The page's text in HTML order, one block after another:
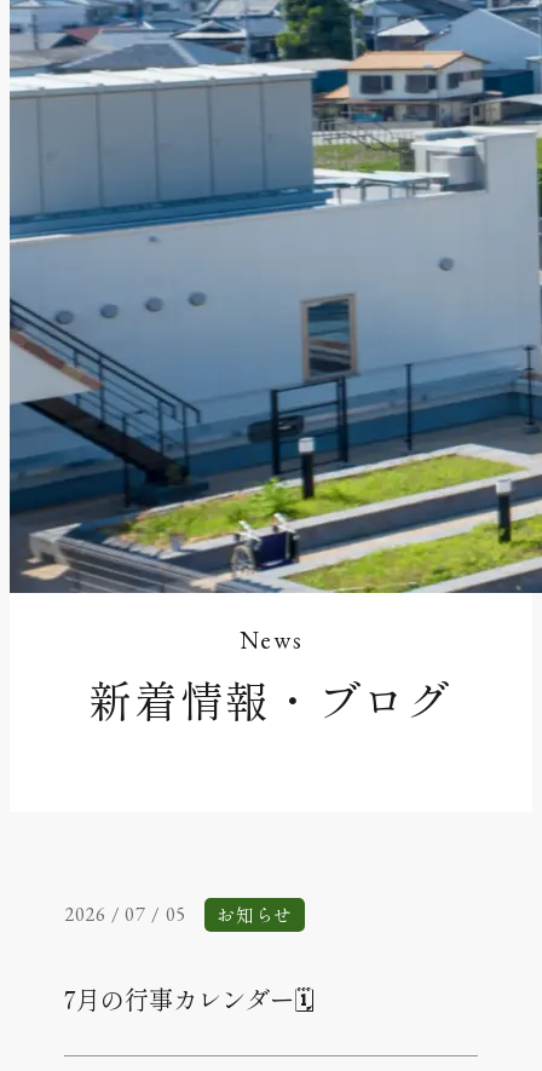
News
新着情報・ブログ
2026 / 07 / 05 お知らせ
7月の行事カレンダー🗓️